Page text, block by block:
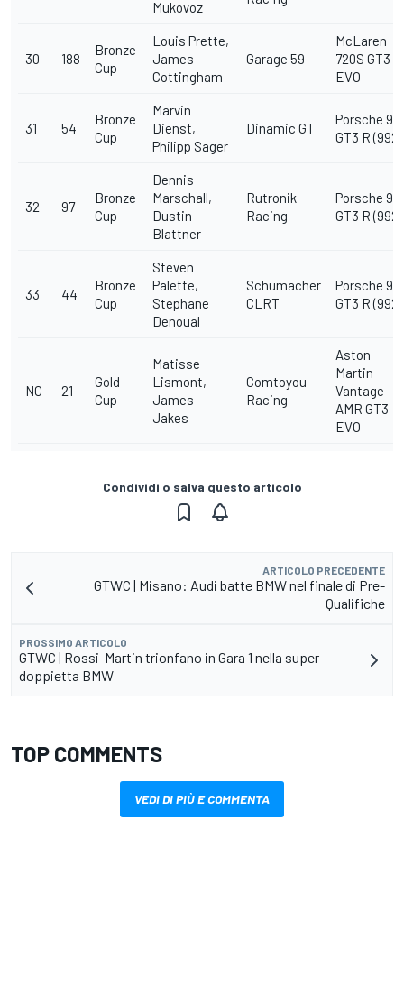
Mukovoz
30 188
Bronze
Cup
Louis Prette,
James
Cottingham
Garage 59
McLaren
720S GT3
EVO
31 54
Bronze
Cup
Marvin
Dienst,
Philipp Sager
Dinamic GT
Porsche 911
GT3 R (992)
32 97
Bronze
Cup
Dennis
Marschall,
Dustin
Blattner
Rutronik
Racing
Porsche 911
GT3 R (992)
33 44
Bronze
Cup
Steven
Palette,
Stephane
Denoual
Schumacher
CLRT
Porsche 911
GT3 R (992)
NC 21
Gold
Cup
Matisse
Lismont,
James
Jakes
Comtoyou
Racing
Aston
Martin
Vantage
AMR GT3
EVO
Condividi o salva questo articolo
ARTICOLO PRECEDENTE
GTWC | Misano: Audi batte BMW nel finale di Pre-
Qualifiche
PROSSIMO ARTICOLO
GTWC | Rossi-Martin trionfano in Gara 1 nella super
doppietta BMW
TOP COMMENTS
VEDI DI PIÙ E COMMENTA